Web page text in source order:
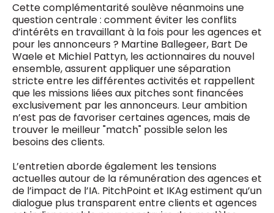
Cette complémentarité soulève néanmoins une
question centrale : comment éviter les conflits
d’intérêts en travaillant à la fois pour les agences et
pour les annonceurs ? Martine Ballegeer, Bart De
Waele et Michiel Pattyn, les actionnaires du nouvel
ensemble, assurent appliquer une séparation
stricte entre les différentes activités et rappellent
que les missions liées aux pitches sont financées
exclusivement par les annonceurs. Leur ambition
n’est pas de favoriser certaines agences, mais de
trouver le meilleur "match" possible selon les
besoins des clients.
L’entretien aborde également les tensions
actuelles autour de la rémunération des agences et
de l’impact de l’IA. PitchPoint et IKAg estiment qu’un
dialogue plus transparent entre clients et agences
Chief Editor
Damien Lemaire
0477 37 31 65
d.lemaire@mm.be
5 x week
MM e - News
1 x week
MM Brunch
1 x week
MM Tech
10 x year
MM Best of
Research
10 x year
MM Blue
4 x year
MM Magazine
(digital)
Des questions ?